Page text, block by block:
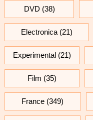
DVD (38)
Electronica(21)
Experimental (21)
Film (35)
France (349)